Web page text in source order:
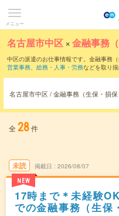
メニュー
名古屋市中区 ×金融事務
中区の派遣のお仕事情報です。金融事務
営業事務、 総務・人事・労務などを取り揃
名古屋市中区 / 金融事務（生保・損保
全 28件
未読
NEW
掲載日 2026/08/07
17時まで＊未経験
での金融事務（生保